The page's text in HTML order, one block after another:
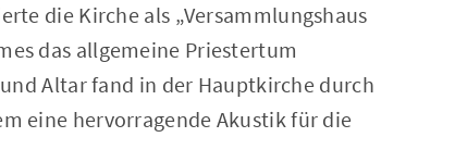
die Kirche als „Versammlungshaus
das allgemeine Priestertum
Altar fand in der Hauptkirche durch
eine hervorragende Akustik für die